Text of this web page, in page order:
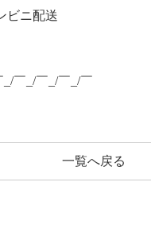
ビニ配送
_/￣_/￣_/￣_/￣
一覧へ戻る